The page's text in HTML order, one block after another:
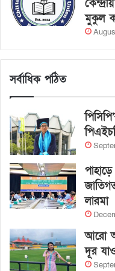
মুকুল
সর্বাধিক পঠিত
লারমা
আরো
দূর